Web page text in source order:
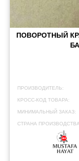
ПОВОРОТНЫЙ
ПРОИЗВОДИТЕЛЬ:
КРОСС-КОД ТОВАРА:
МИНИМАЛЬНЫЙ ЗАКАЗ:
СТРАНА